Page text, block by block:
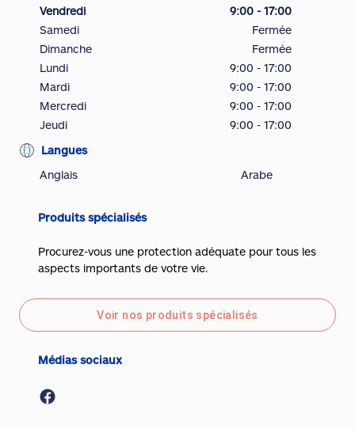
Vendredi
9:00 - 17:00
Samedi
Fermée
Dimanche
Fermée
Lundi
9:00 - 17:00
Mardi
9:00 - 17:00
Mercredi
9:00 - 17:00
Jeudi
9:00 - 17:00
Langues
Anglais
Arabe
Produits spécialisés
Procurez-vous une protection adéquate pour tous les
aspects importants de votre vie.
Voir nos produits spécialisés
Médias sociaux